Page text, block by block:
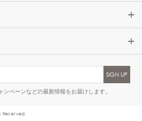
ペーンなどの最新情報をお届けします。
Reserved